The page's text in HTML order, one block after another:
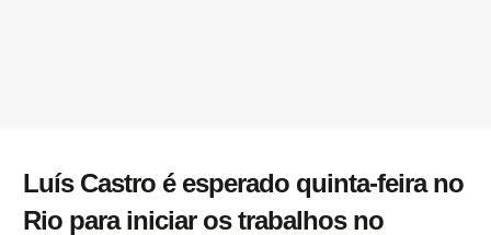
Luís Castro é esperado quinta-feira no
Rio para iniciar os trabalhos no